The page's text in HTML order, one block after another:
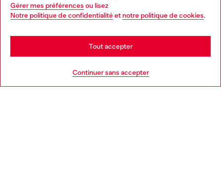
Gérer mes préférences ou lisez
Notre politique de confidentialitéet notre politique de cookies.
Continuer sans accepter
Tout accepter
En savoir plus
You are currently browsing France website, but it seems you
may be based in United States